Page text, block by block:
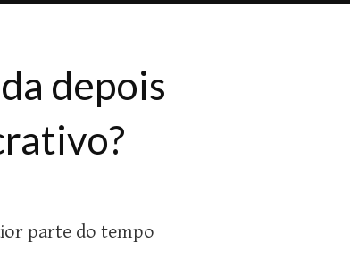
depois
parte do tempo